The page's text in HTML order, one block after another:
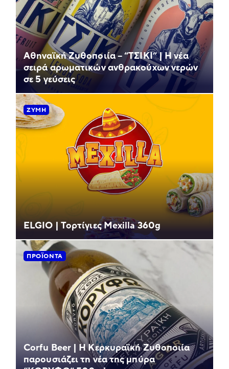
Αθηναϊκή Ζυθοποιία – “ΤΣΙΚΙ” | Η νέα
σειρά αρωματικών ανθρακούχων νερών
σε 5 γεύσεις
ΖΎΜΗ
ELGIO | Τορτίγιες Mexilla 360g
ΠΡΟΪΌΝΤΑ
Corfu Beer | Η Κερκυραϊκή Ζυθοποιία
παρουσιάζει τη νέα της μπύρα